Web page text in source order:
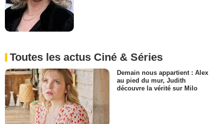
Toutes les actus Ciné & Séries
Demain nous appartient : Alex
au pied du mur, Judith
découvre la vérité sur Milo